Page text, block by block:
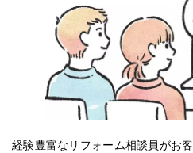
経験豊富なリフォーム相談員がお